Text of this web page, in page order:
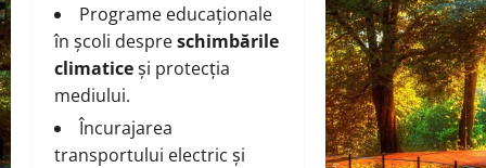
Programe educaționale
în școli despreschimbările
climaticeși protecția
mediului.
Încurajarea
transportului electric și